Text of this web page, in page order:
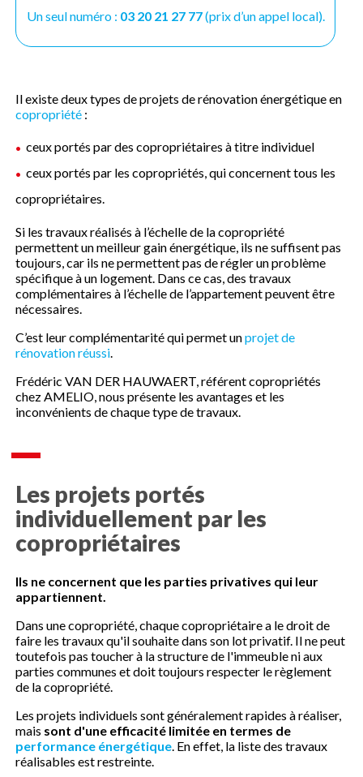
Un seul numéro : 03 20 21 27 77(prix d’un appel local).
Il existe deux types de projets de rénovation énergétique en
copropriété :
ceux portés par des copropriétaires à titre individuel
ceux portés par les copropriétés, qui concernent tous les
copropriétaires.
Si les travaux réalisés à l’échelle de la copropriété
permettent un meilleur gain énergétique, ils ne suffisent pas
toujours, car ils ne permettent pas de régler un problème
spécifique à un logement. Dans ce cas, des travaux
complémentaires à l’échelle de l’appartement peuvent être
nécessaires.
C’est leur complémentarité qui permet unprojet de
rénovation réussi.
Frédéric VAN DER HAUWAERT, référent copropriétés
chez AMELIO, nous présente les avantages et les
inconvénients de chaque type de travaux.
Les projets portés
individuellement par les
copropriétaires
Ils ne concernent que les parties privatives qui leur
appartiennent.
Dans une copropriété, chaque copropriétaire a le droit de
faire les travaux qu'il souhaite dans son lot privatif. Il ne peut
toutefois pas toucher à la structure de l'immeuble ni aux
parties communes et doit toujours respecter le règlement
de la copropriété.
Les projets individuels sont généralement rapides à réaliser,
mais sont d'une efficacité limitée en termes de
performance énergétique . En effet, la liste des travaux
réalisables est restreinte.